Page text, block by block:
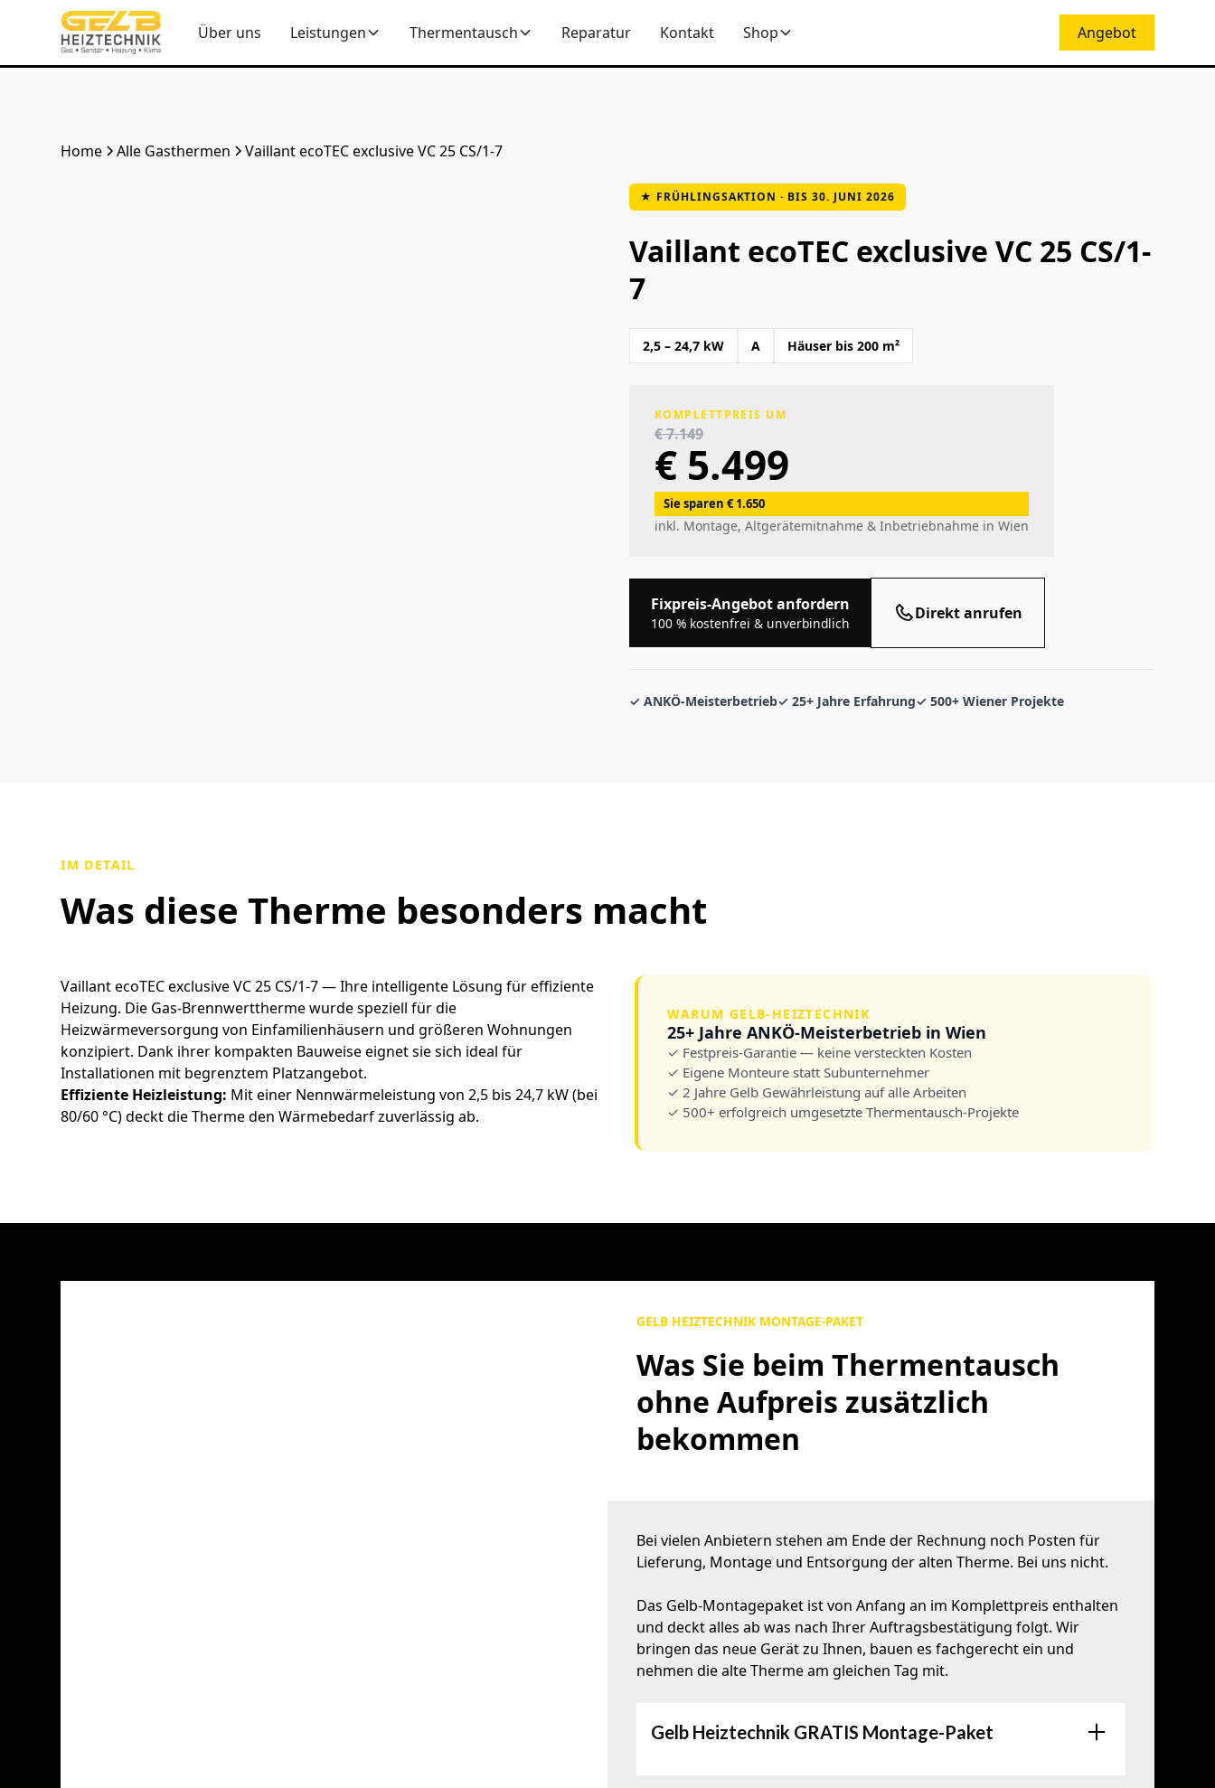
Über uns Leistungen Thermentausch Reparatur Kontakt Shop Angebot
Home Alle Gasthermen Vaillant ecoTEC exclusive VC 25 CS/1-7
★ FRÜHLINGSAKTION · BIS 30. JUNI 2026
Vaillant ecoTEC exclusive VC 25 CS/1-
7
2,5 – 24,7 kW A Häuser bis 200 m²
KOMPLETTPREIS UM
€ 7.149
€ 5.499
Sie sparen € 1.650
inkl. Montage, Altgerätemitnahme & Inbetriebnahme in Wien
Fixpreis-Angebot anfordern
100 % kostenfrei & unverbindlich
Direkt anrufen
✓ ANKÖ-Meisterbetrieb✓ 25+ Jahre Erfahrung✓ 500+ Wiener Projekte
IM DETAIL
Was diese Therme besonders macht
Vaillant ecoTEC exclusive VC 25 CS/1-7 — Ihre intelligente Lösung für effiziente
Heizung. Die Gas-Brennwerttherme wurde speziell für die
Heizwärmeversorgung von Einfamilienhäusern und größeren Wohnungen
konzipiert. Dank ihrer kompakten Bauweise eignet sie sich ideal für
Installationen mit begrenztem Platzangebot.
Effiziente Heizleistung: Mit einer Nennwärmeleistung von 2,5 bis 24,7 kW (bei
80/60 °C) deckt die Therme den Wärmebedarf zuverlässig ab.
WARUM GELB-HEIZTECHNIK
25+ Jahre ANKÖ-Meisterbetrieb in Wien
✓ Festpreis-Garantie — keine versteckten Kosten
✓ Eigene Monteure statt Subunternehmer
✓ 2 Jahre Gelb Gewährleistung auf alle Arbeiten
✓ 500+ erfolgreich umgesetzte Thermentausch-Projekte
GELB HEIZTECHNIK MONTAGE-PAKET
Was Sie beim Thermentausch
ohne Aufpreis zusätzlich
bekommen
Bei vielen Anbietern stehen am Ende der Rechnung noch Posten für
Lieferung, Montage und Entsorgung der alten Therme. Bei uns nicht.
Das Gelb-Montagepaket ist von Anfang an im Komplettpreis enthalten
und deckt alles ab was nach Ihrer Auftragsbestätigung folgt. Wir
bringen das neue Gerät zu Ihnen, bauen es fachgerecht ein und
nehmen die alte Therme am gleichen Tag mit.
Gelb Heiztechnik GRATIS Montage-Paket